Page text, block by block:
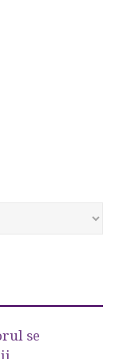
se